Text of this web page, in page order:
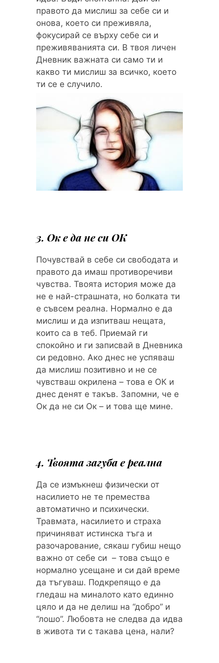
правото да мислиш за себе си и
онова, което си преживяла,
фокусирай се върху себе си и
преживяванията си. В твоя личен
Дневник важната си само ти и
какво ти мислиш за всичко, което
ти се е случило.
3. Ок е да не си ОК
Почувствай в себе си свободата и
правото да имаш противоречиви
чувства. Твоята история може да
не е най-страшната, но болката ти
е съвсем реална. Нормално е да
мислиш и да изпитваш нещата,
които са в теб. Приемай ги
спокойно и ги записвай в Дневника
си редовно. Ако днес не успяваш
да мислиш позитивно и не се
чувстваш окрилена – това е ОК и
днес денят е такъв. Запомни, че е
Ок да не си Ок – и това ще мине.
4. Твоята загуба е реална
Да се измъкнеш физически от
насилието не те премества
автоматично и психически.
Травмата, насилието и страха
причиняват истинска тъга и
разочарование, сякаш губиш нещо
важно от себе си – това също е
нормално усещане и си дай време
да тъгуваш. Подкрепящо е да
гледаш на миналото като единно
цяло и да не делиш на “добро” и
“лошо”. Любовта не следва да идва
в живота ти с такава цена, нали?